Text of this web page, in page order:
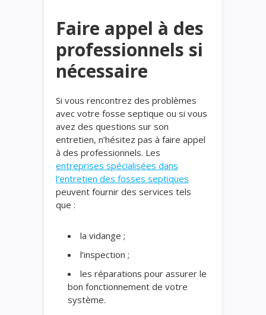
Faire appel à des
professionnels si
nécessaire
Si vous rencontrez des problèmes
avec votre fosse septique ou si vous
avez des questions sur son
entretien, n’hésitez pas à faire appel
à des professionnels. Les
entreprises spécialisées dans
l’entretien des fosses septiques
peuvent fournir des services tels
que :
la vidange ;
l’inspection ;
les réparations pour assurer le
bon fonctionnement de votre
système.